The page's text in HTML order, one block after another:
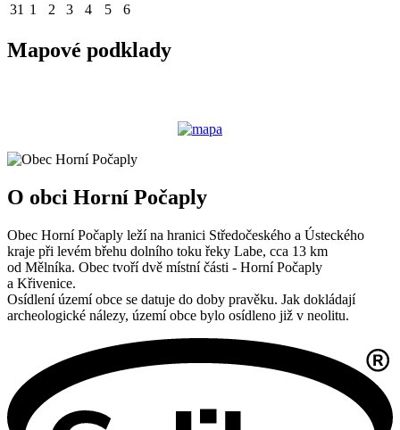
31 1 2 3 4 5 6
Mapové podklady
O obci Horní Počaply
Obec Horní Počaply leží na hranici Středočeského a Ústeckého
kraje při levém břehu dolního toku řeky Labe, cca 13 km
od Mělníka. Obec tvoří dvě místní části - Horní Počaply
a Křivenice.
Osídlení území obce se datuje do doby pravěku. Jak dokládají
archeologické nálezy, území obce bylo osídleno již v neolitu.